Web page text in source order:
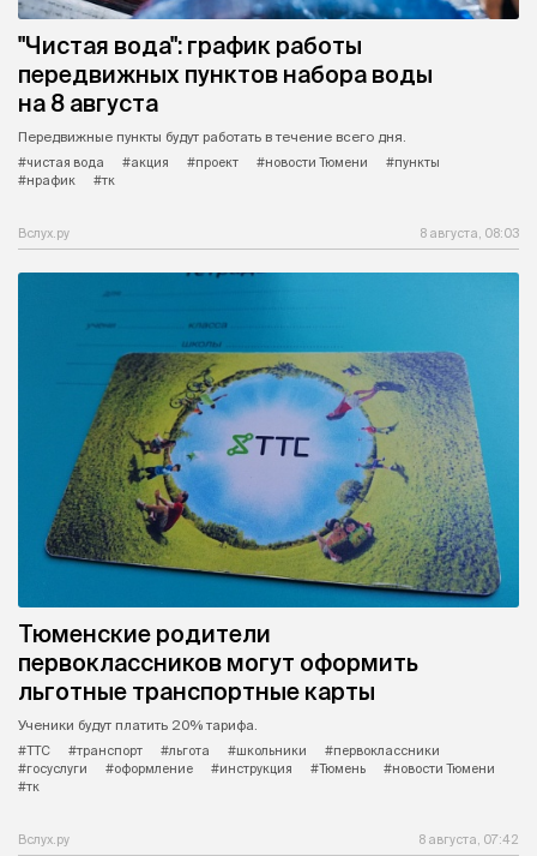
"Чистая вода": график работы
передвижных пунктов набора воды
на 8 августа
Передвижные пункты будут работать в течение всего дня.
#чистая вода
#акция #проект #новости Тюмени
#пункты
#нрафик
#тк
Вслух.ру 8 августа, 08:03
Тюменские родители
первоклассников могут оформить
льготные транспортные карты
Ученики будут платить 20% тарифа.
#ТТС
#транспорт #льгота #школьники
#первоклассники
#госуслуги
#оформление #инструкция #Тюмень
#новости Тюмени
#тк
Вслух.ру 8 августа, 07:42